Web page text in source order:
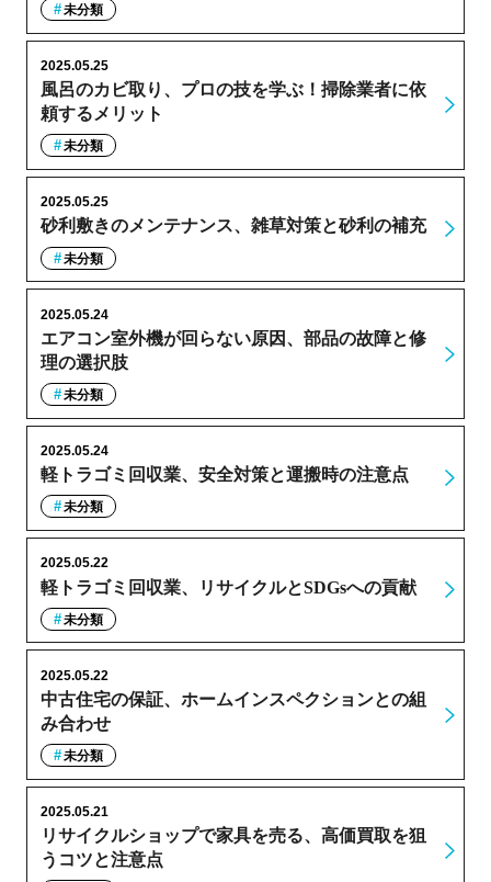
未分類
風呂のカビ取り、プロの技を学ぶ！掃除業者に依
頼するメリット
2025.05.25
未分類
砂利敷きのメンテナンス、雑草対策と砂利の補充
2025.05.25
未分類
エアコン室外機が回らない原因、部品の故障と修
理の選択肢
2025.05.24
未分類
軽トラゴミ回収業、安全対策と運搬時の注意点
2025.05.24
未分類
軽トラゴミ回収業、リサイクルとSDGsへの貢献
2025.05.22
未分類
中古住宅の保証、ホームインスペクションとの組
み合わせ
2025.05.22
未分類
リサイクルショップで家具を売る、高価買取を狙
うコツと注意点
2025.05.21